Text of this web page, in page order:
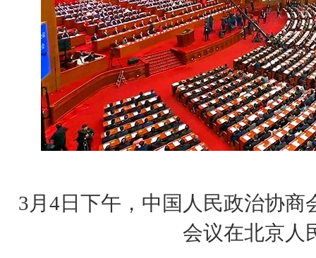
3月4日下午，中国人民政治协
会议在北京人